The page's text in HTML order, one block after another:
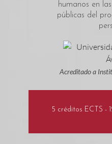
humanos en
públicas del
Acreditado a
5 créditos ECTS -